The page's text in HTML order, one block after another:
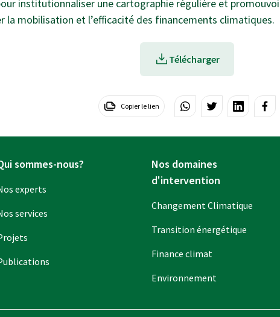
institutionnaliser une cartographie régulière et
la mobilisation et l’efficacité des financements climatiques.
Télécharger
Copier le lien
sommes-nous?
experts
services
Nos domaines
d'intervention
Changement Climatique
Transition énergétique
Finance climat
Environnement